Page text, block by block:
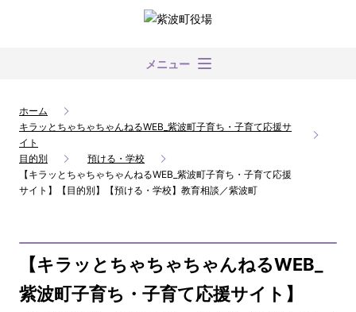
メニュー
ホーム
キラッとちゃちゃちゃんねるWEB_紫波町子育ち・子育て応援サ
イト
目的別
預ける・学校
【キラッとちゃちゃちゃんねるWEB_紫波町子育ち・子育て応援
サイト】【目的別】【預ける・学校】教育相談／紫波町
【キラッとちゃちゃちゃんねるWEB_
紫波町子育ち・子育て応援サイト】